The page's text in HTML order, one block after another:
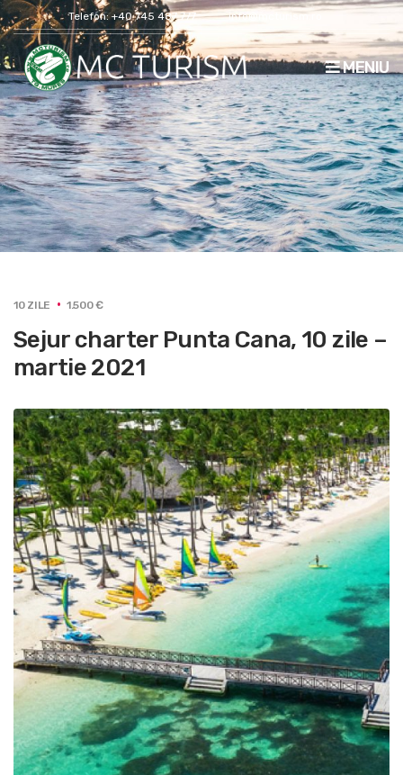
Telefon: +40 745 487 777 info@mcturism.ro
MENIU
10 ZILE 1.500 €
Sejur charter Punta Cana, 10 zile –
martie 2021